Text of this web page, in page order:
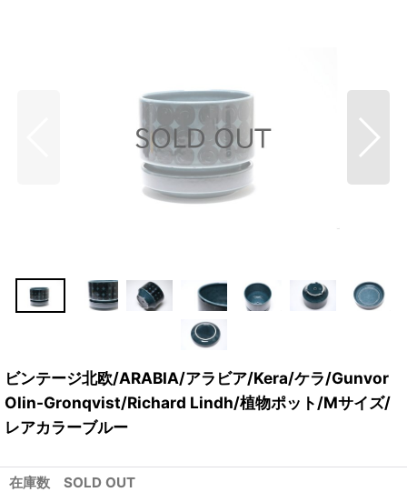
ビンテージ北欧/ARABIA/アラビア/Kera/ケラ/Gunvor
Olin-Gronqvist/Richard Lindh/植物ポット/Mサイズ/
レアカラーブルー
在庫数 SOLD OUT